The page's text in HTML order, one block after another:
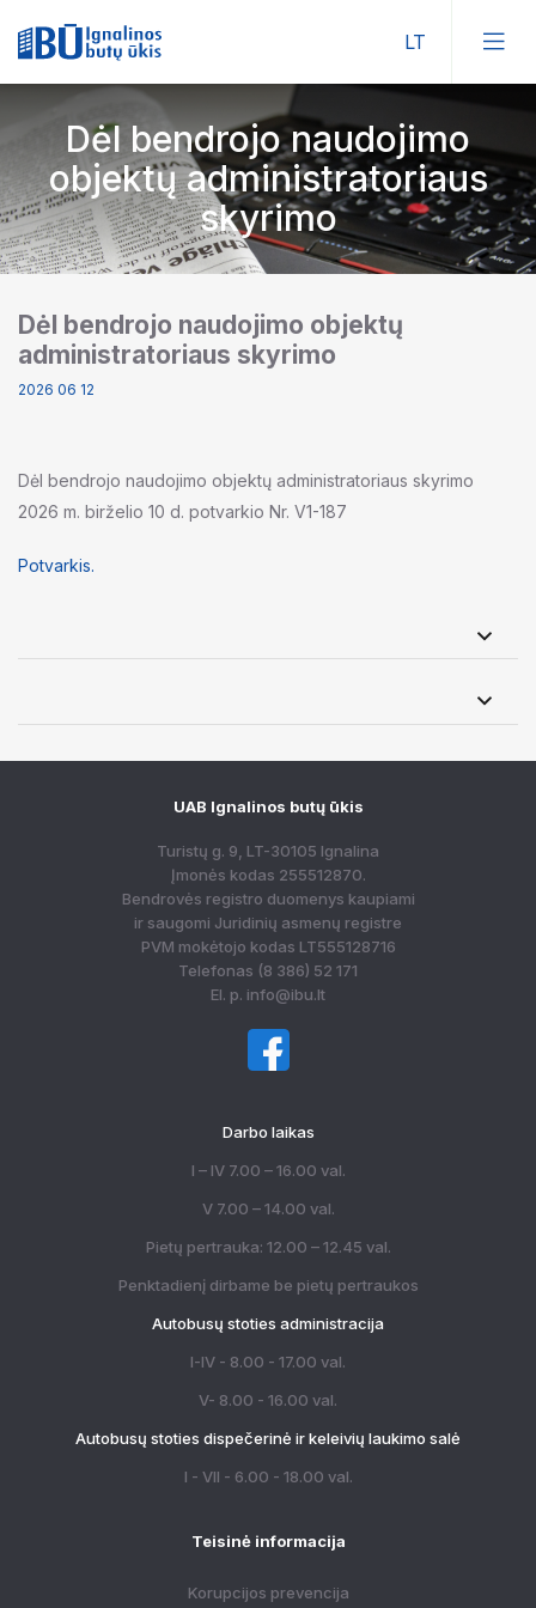
Dėl bendrojo naudojimo
objektų administratoriaus
skyrimo
Dėl bendrojo naudojimo objektų
administratoriaus skyrimo
2026 06 12
Dėl bendrojo naudojimo objektų administratoriaus skyrimo
2026 m. birželio 10 d. potvarkio Nr. V1-187
Potvarkis.
UAB Ignalinos butų ūkis
Turistų g. 9, LT-30105 Ignalina
Įmonės kodas 255512870.
Bendrovės registro duomenys kaupiami
ir saugomi Juridinių asmenų registre
PVM mokėtojo kodas LT555128716
Telefonas (8 386) 52 171
El. p. info@ibu.lt
Darbo laikas
I – IV 7.00 – 16.00 val.
V 7.00 – 14.00 val.
Pietų pertrauka: 12.00 – 12.45 val.
Penktadienį dirbame be pietų pertraukos
Autobusų stoties administracija
I-IV - 8.00 - 17.00 val.
V- 8.00 - 16.00 val.
Autobusų stoties dispečerinė ir keleivių laukimo salė
I - VII - 6.00 - 18.00 val.
Teisinė informacija
Korupcijos prevencija